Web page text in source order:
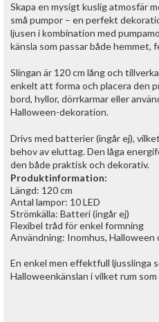
Skapa en mysigt kuslig atmosfär
små pumpor – en perfekt
ljusen i kombination med
känsla som passar både
Slingan är 120 cm lång och
enkelt att forma och placera den
bord, hyllor, dörrkarmar eller
Halloween-dekoration.
Drivs med batterier (ingår ej),
behov av eluttag. Den låga
den både praktisk och dekorativ.
Produktinformation:
Längd: 120 cm
Antal lampor: 10 LED
Strömkälla: Batteri (ingår ej)
Flexibel tråd för enkel formning
Användning: Inomhus, Halloween
En enkel men effektfull ljusslinga
Halloweenkänslan i vilket rum